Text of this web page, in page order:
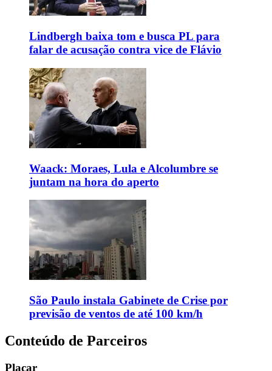
Lindbergh baixa tom e busca PL para
falar de acusação contra vice de Flávio
Waack: Moraes, Lula e Alcolumbre se
juntam na hora do aperto
São Paulo instala Gabinete de Crise por
previsão de ventos de até 100 km/h
Conteúdo de Parceiros
Placar